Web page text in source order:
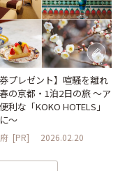
券プレゼント】喧騒を離れ
の京都・1泊2日の旅 ～ア
利な「KOKO HOTELS」
～
[PR] 2026.02.20